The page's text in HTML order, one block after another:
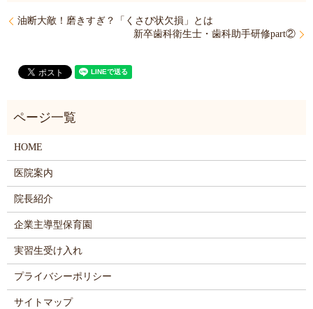
油断大敵！磨きすぎ？「くさび状欠損」とは
新卒歯科衛生士・歯科助手研修part②
HOME
医院案内
院長紹介
企業主導型保育園
実習生受け入れ
プライバシーポリシー
サイトマップ